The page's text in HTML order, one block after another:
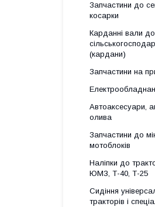
Запчастини до
косарки
Карданні вали до
(кардани)
Запчастини на
Автоаксесуари,
олива
Запчастини до
мотоблоків
Наліпки до
ЮМЗ, Т-40, Т-25
Сидіння
тракторів і